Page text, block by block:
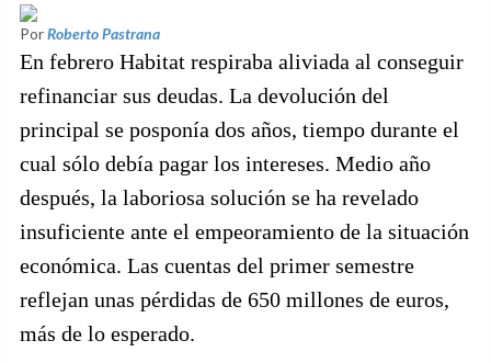
PorRoberto Pastrana
En febrero Habitat respiraba aliviada al conseguir
refinanciar sus deudas. La devolución del
principal se posponía dos años, tiempo durante el
cual sólo debía pagar los intereses. Medio año
después, la laboriosa solución se ha revelado
insuficiente ante el empeoramiento de la situación
económica. Las cuentas del primer semestre
reflejan unas pérdidas de 650 millones de euros,
más de lo esperado.